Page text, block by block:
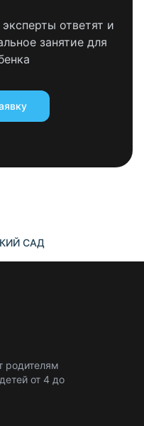
ответят и
занятие для
САД
родителям
от 4 до